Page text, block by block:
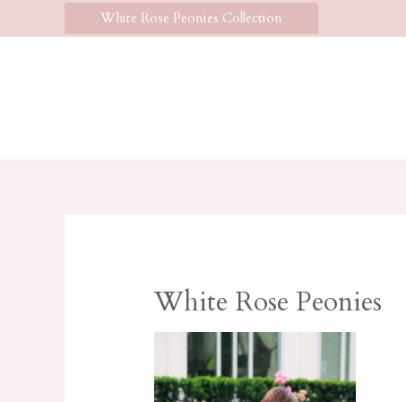
White Rose Peonies Collection
White Rose Peonies